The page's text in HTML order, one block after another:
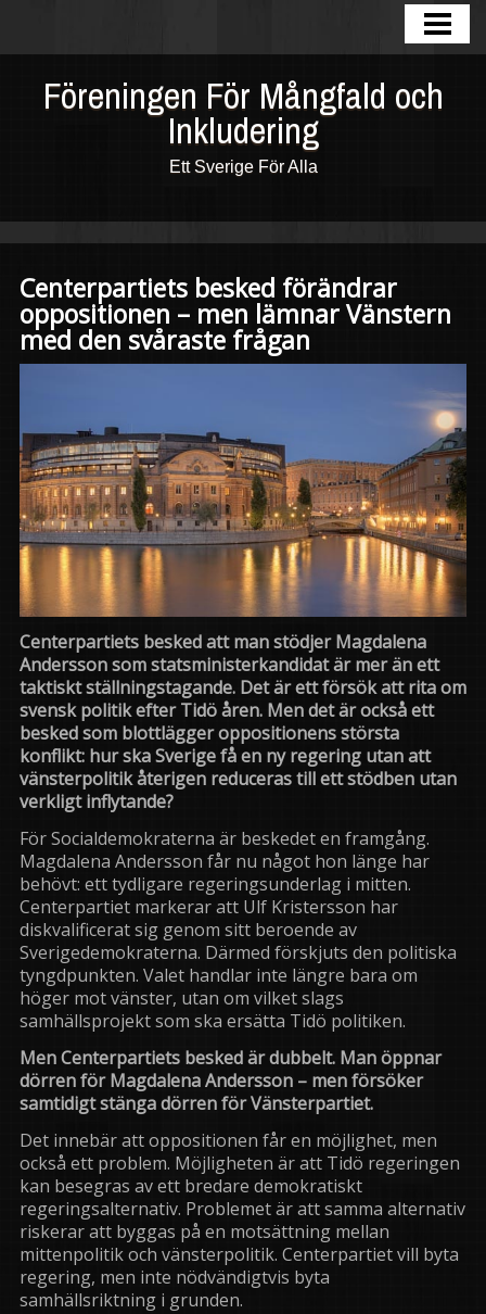
MÅNGFALD
MOT RASISM
COMMUNITY
Föreningen För Mångfald och
Inkludering
Ett Sverige För Alla
Centerpartiets besked förändrar
oppositionen – men lämnar Vänstern
med den svåraste frågan
Centerpartiets besked att man stödjer Magdalena
Andersson som statsministerkandidat är mer än ett
taktiskt ställningstagande. Det är ett försök att rita om
svensk politik efter Tidö åren. Men det är också ett
besked som blottlägger oppositionens största
konflikt: hur ska Sverige få en ny regering utan att
vänsterpolitik återigen reduceras till ett stödben utan
verkligt inflytande?
För Socialdemokraterna är beskedet en framgång.
Magdalena Andersson får nu något hon länge har
behövt: ett tydligare regeringsunderlag i mitten.
Centerpartiet markerar att Ulf Kristersson har
diskvalificerat sig genom sitt beroende av
Sverigedemokraterna. Därmed förskjuts den politiska
tyngdpunkten. Valet handlar inte längre bara om
höger mot vänster, utan om vilket slags
samhällsprojekt som ska ersätta Tidö politiken.
Men Centerpartiets besked är dubbelt. Man öppnar
dörren för Magdalena Andersson – men försöker
samtidigt stänga dörren för Vänsterpartiet.
Det innebär att oppositionen får en möjlighet, men
också ett problem. Möjligheten är att Tidö regeringen
kan besegras av ett bredare demokratiskt
regeringsalternativ. Problemet är att samma alternativ
riskerar att byggas på en motsättning mellan
mittenpolitik och vänsterpolitik. Centerpartiet vill byta
regering, men inte nödvändigtvis byta
samhällsriktning i grunden.